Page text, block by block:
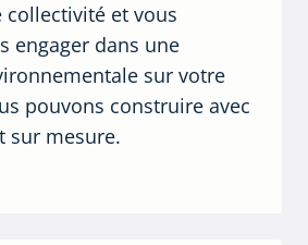
collectivité et vous
engager dans une
sur votre
pouvons construire avec
sur mesure.